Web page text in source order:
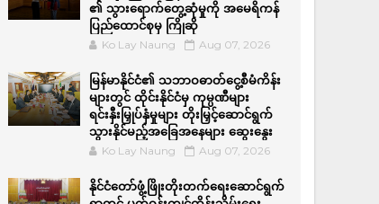
၏ သွားရောက်တွေ့ဆုံမှုကို အမေရိကန်
ပြည်ထောင်စုမှ ကြိုဆို
Ko Lay Naung Aug 07, 2026
မြန်မာနိုင်ငံ၏ သဘာဝဓာတ်ငွေ့စီမံကိန်း
များတွင် ထိုင်းနိုင်ငံမှ ကုမ္ပဏီများ
ရင်းနှီးမြှုပ်နှံမှုများ တိုးမြှင့်ဆောင်ရွက်
သွားနိုင်မည့်အခြေအနေများ ဆွေးနွေး
Ko Lay Naung Aug 07, 2026
နိုင်ငံတော်ဖွံ့ဖြိုးတိုးတက်ရေးဆောင်ရွက်